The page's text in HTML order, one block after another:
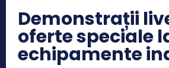
Demonstrații
oferte speciale
echipamente